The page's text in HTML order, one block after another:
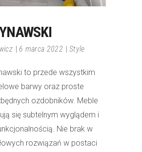
6 marca 2022 Style
to przede wszystkim
barwy oraz proste
ozdobników. Meble
się subtelnym wyglądem i
Nie brak w
rozwiązań w postaci